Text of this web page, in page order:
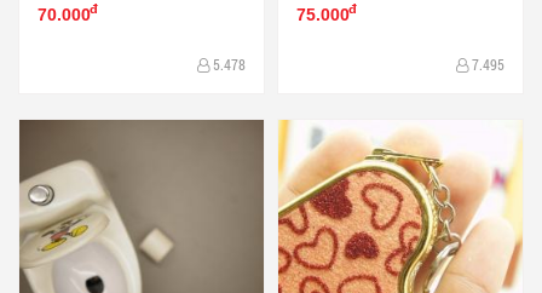
70.000đ
5.478
75.000đ
7.495